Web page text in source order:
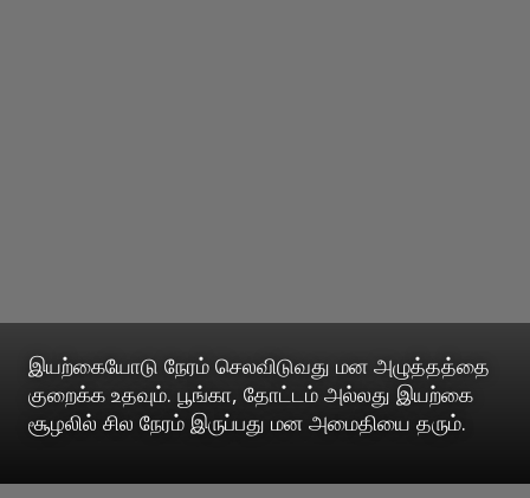
இயற்கையோடு நேரம் செலவிடுவது மன அழுத்தத்தை
குறைக்க உதவும். பூங்கா, தோட்டம் அல்லது இயற்கை
சூழலில் சில நேரம் இருப்பது மன அமைதியை தரும்.